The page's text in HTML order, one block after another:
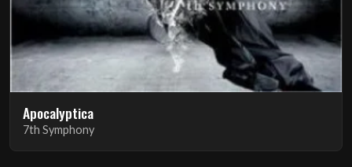
Apocalyptica
7th Symphony